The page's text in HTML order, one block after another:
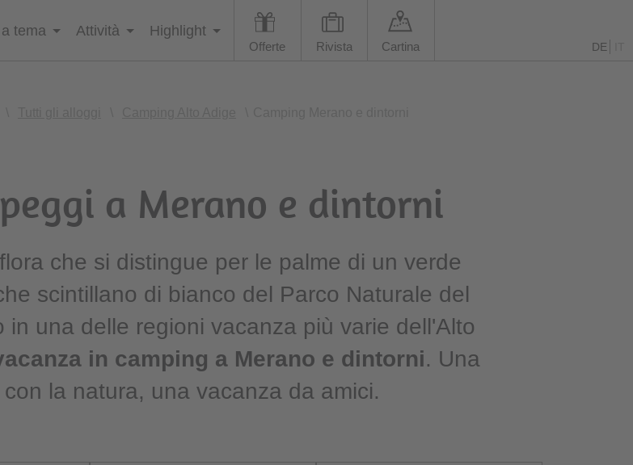
tema Attività Highlight
Offerte Rivista Cartina DE
a Merano e dintorni
che si distingue per le palme di un verde
scintillano di bianco del Parco Naturale del
in una delle regioni vacanza più varie dell'Alto
in camping a Merano e dintorni. Una
la natura, una vacanza da amici.